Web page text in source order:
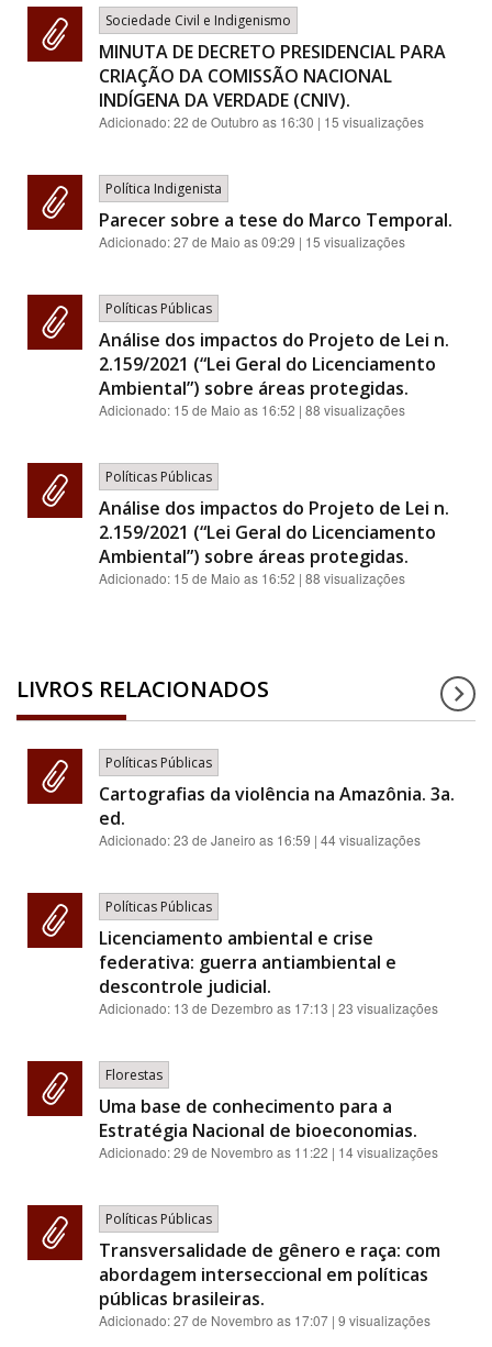
Sociedade Civil e Indigenismo
MINUTA DE DECRETO PRESIDENCIAL PARA
CRIAÇÃO DA COMISSÃO NACIONAL
INDÍGENA DA VERDADE (CNIV).
Adicionado:22 de Outubro as 16:30 | 15 visualizações
Política Indigenista
Parecer sobre a tese do Marco Temporal.
Adicionado:27 de Maio as 09:29 | 15 visualizações
Políticas Públicas
Análise dos impactos do Projeto de Lei n.
2.159/2021 (“Lei Geral do Licenciamento
Ambiental”) sobre áreas protegidas.
Adicionado: 15 de Maio as 16:52 | 88 visualizações
Políticas Públicas
Análise dos impactos do Projeto de Lei n.
2.159/2021 (“Lei Geral do Licenciamento
Ambiental”) sobre áreas protegidas.
Adicionado: 15 de Maio as 16:52 | 88 visualizações
LIVROS RELACIONADOS
Políticas Públicas
Cartografias da violência na Amazônia. 3a.
ed.
Adicionado:23 de Janeiro as 16:59 | 44 visualizações
Políticas Públicas
Licenciamento ambiental e crise
federativa: guerra antiambiental e
descontrole judicial.
Adicionado: 13 de Dezembro as 17:13 | 23 visualizações
Florestas
Uma base de conhecimento para a
Estratégia Nacional de bioeconomias.
Adicionado:29 de Novembro as 11:22 | 14 visualizações
Políticas Públicas
Transversalidade de gênero e raça: com
abordagem interseccional em políticas
públicas brasileiras.
Adicionado:27 de Novembro as 17:07 | 9 visualizações